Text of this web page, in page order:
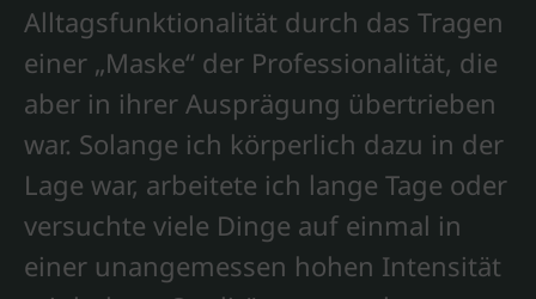
Alltagsfunktionalität durch das Tragen
einer „Maske“ der Professionalität, die
aber in ihrer Ausprägung übertrieben
war. Solange ich körperlich dazu in der
Lage war, arbeitete ich lange Tage oder
versuchte viele Dinge auf einmal in
einer unangemessen hohen Intensität